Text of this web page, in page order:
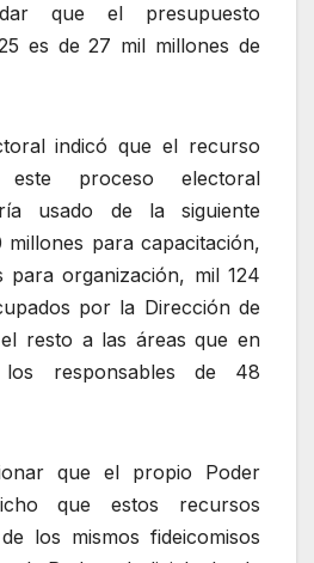
que el presupuesto
es de 27 mil millones de
indicó que el recurso
proceso electoral
usado de la siguiente
para capacitación,
para organización, mil 124
por la Dirección de
resto a las áreas que en
responsables de 48
que el propio Poder
que estos recursos
los mismos fideicomisos